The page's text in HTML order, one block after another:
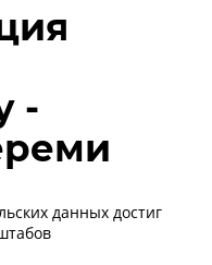
-
данных достиг